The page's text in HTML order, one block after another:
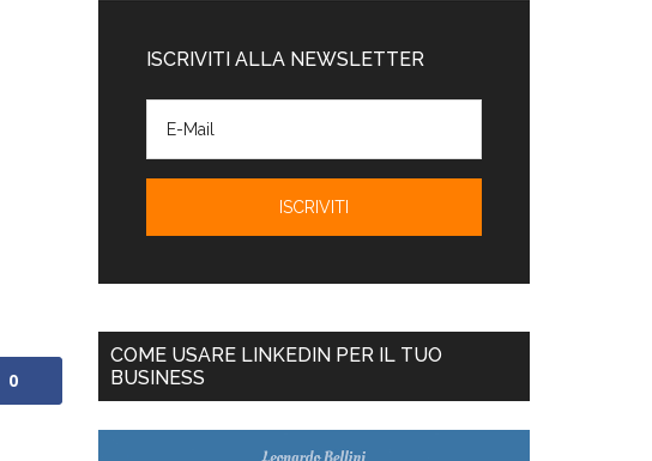
0
ISCRIVITI ALLA NEWSLETTER
COME USARE LINKEDIN PER IL TUO
BUSINESS